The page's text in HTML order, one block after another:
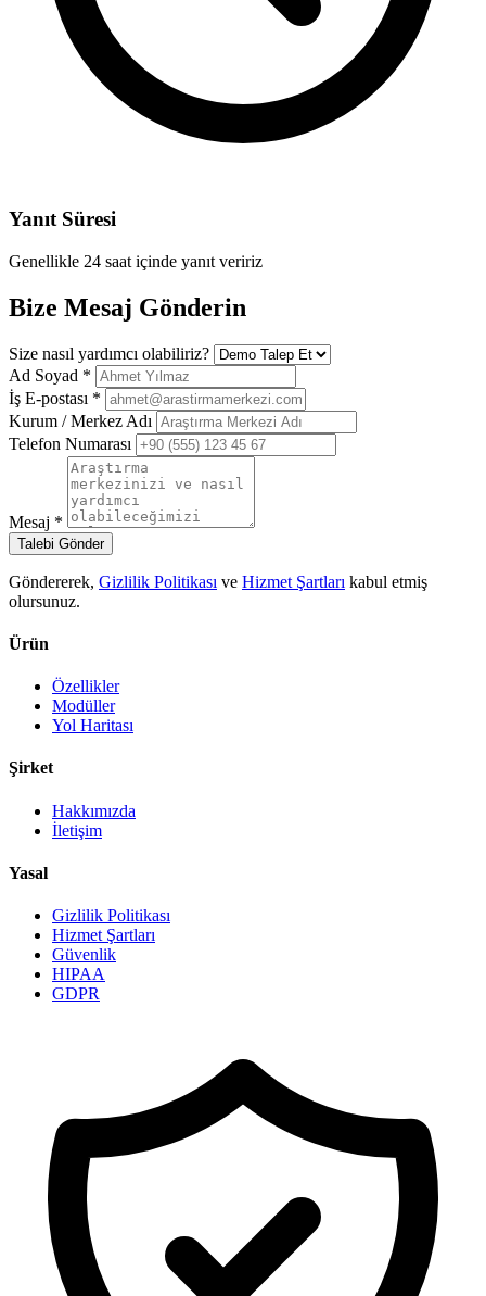
Yanıt Süresi
Genellikle 24 saat içinde yanıt veririz
Bize Mesaj Gönderin
Size nasıl yardımcı olabiliriz?
Ad Soyad *
İş E-postası *
Kurum / Merkez Adı
Telefon Numarası
Mesaj *
Talebi Gönder
Göndererek, Gizlilik Politikası ve Hizmet Şartları kabul etmiş
olursunuz.
Ürün
Özellikler
Modüller
Yol Haritası
Şirket
Hakkımızda
İletişim
Yasal
Gizlilik Politikası
Hizmet Şartları
Güvenlik
HIPAA
GDPR